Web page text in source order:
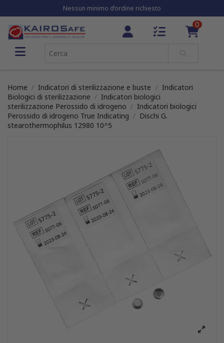
Nessun minimo d’ordine richiesto
0
Home Indicatori di sterilizzazione e buste
Indicatori
Biologici di sterilizzazione
Indicatori biologici
sterilizzazione Perossido di idrogeno
Indicatori biologici
Perossido di idrogeno True Indicating
Dischi G.
stearothermophilus 12980 10^5